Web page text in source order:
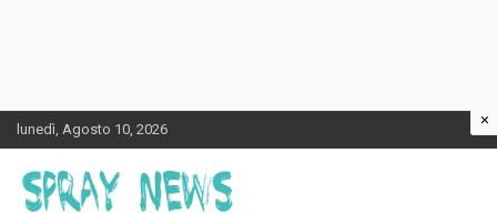
Skip
to
content
lunedì, Agosto 10, 2026 ×